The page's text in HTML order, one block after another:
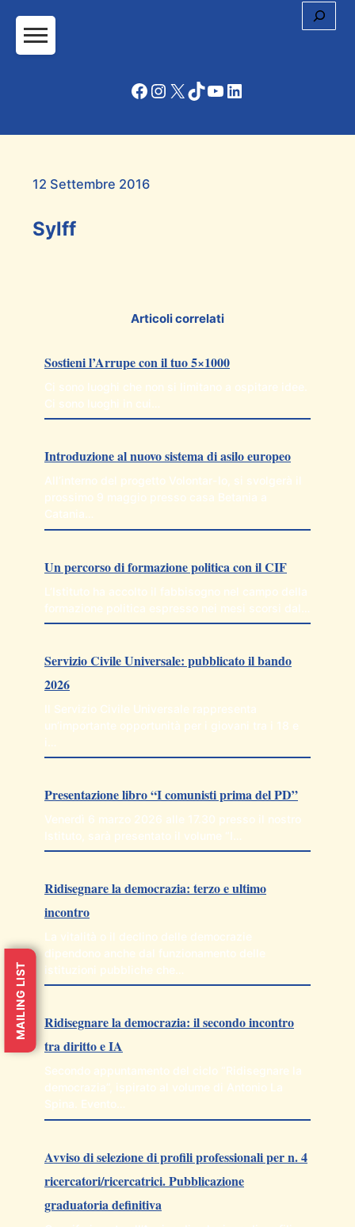
Facebook
Instagram
X TikTok
YouTube
LinkedIn
12 Settembre 2016
Sylff
Articoli correlati
Sostieni l’Arrupe con il tuo 5×1000
Ci sono luoghi che non si limitano a ospitare idee.
Ci sono luoghi in cui…
Introduzione al nuovo sistema di asilo europeo
All’interno del progetto Volontar-Io, si svolgerà il
prossimo 9 maggio presso casa Betania a
Catania…
Un percorso di formazione politica con il CIF
L’Istituto ha accolto il fabbisogno nel campo della
formazione politica espresso nei mesi scorsi dal…
Servizio Civile Universale: pubblicato il bando
2026
Il Servizio Civile Universale rappresenta
un’importante opportunità per i giovani tra i 18 e
i…
Presentazione libro “I comunisti prima del PD”
Venerdì 6 marzo 2026 alle 17.30 presso il nostro
Istituto, sarà presentato il volume “I…
Ridisegnare la democrazia: terzo e ultimo
incontro
La vitalità o il declino delle democrazie
dipendono anche dal funzionamento delle
istituzioni pubbliche che…
Ridisegnare la democrazia: il secondo incontro
tra diritto e IA
Secondo appuntamento del ciclo “Ridisegnare la
democrazia”, ispirato al volume di Antonio La
Spina. Evento…
Avviso di selezione di profili professionali per n. 4
ricercatori/ricercatrici. Pubblicazione
graduatoria definitiva
MAILING LIST